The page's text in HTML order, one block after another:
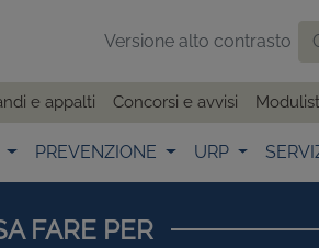
Versione alto contrasto
e appalti Concorsi e avvisi
PREVENZIONE URP
FARE PER